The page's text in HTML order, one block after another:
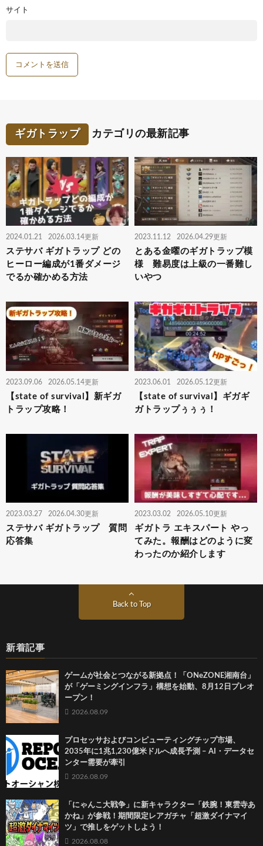
サイト
ギガトラップ カテゴリの最新記事
2024.01.21 2026.03.14更新
ステサバ ギガトラップ どの
ヒーロー編成が1番ダメージ
でるか確かめる方法
2023.11.12 2026.04.29更新
とある金曜のギガトラップ模
様 難易度は上級の一番難し
いやつ
2023.09.06 2026.05.14更新
【state of survival】新ギガ
トラップ攻略！
2023.06.01 2026.05.12更新
【state of survival】ギガギ
ガトラップぅぅぅ！
2023.03.27 2026.04.30更新
ステサバ ギガトラップ 質問
応答集
2023.03.02 2026.05.10更新
ギガトラ エキスパート やっ
てみた。報酬はどのように変
わったのか紹介します
Back to Top
新着記事
ゲームが社会とつながる新拠点！「ONeZONE湘南台」
が「ゲーミングインフラ」構想を始動、8月12日プレオ
ープン！
2026.08.09
プロセッサおよびコンピューティングチップ市場、
2035年に1兆1,230億米ドルへ成長予測 – AI・データセ
ンター需要が牽引
2026.08.09
「にゃんこ大戦争」に新キャラクター「鉄腕！東雲寺あ
かね」が参戦！期間限定レアガチャ「超激ダイナマイ
ツ」で推しをゲットしよう！
2026.08.08